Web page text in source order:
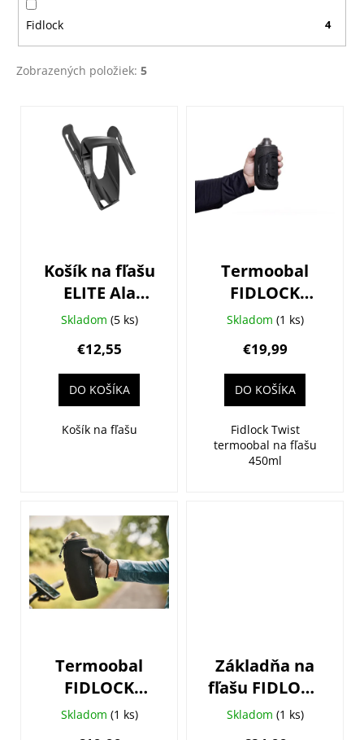
Fidlock 4
Zobrazených položiek: 5
Košík na fľašu
ELITE Ala
čierny matný
Skladom (5 ks)
€12,55
DO KOŠÍKA
Košík na fľašu
Termoobal
FIDLOCK
Twist 450ml
Skladom (1 ks)
€19,99
DO KOŠÍKA
Fidlock Twist
termoobal na fľašu
450ml
Termoobal
FIDLOCK
Twist 590ml
Skladom (1 ks)
Základňa na
fľašu FIDLOCK
Twist pre
Skladom (1 ks)